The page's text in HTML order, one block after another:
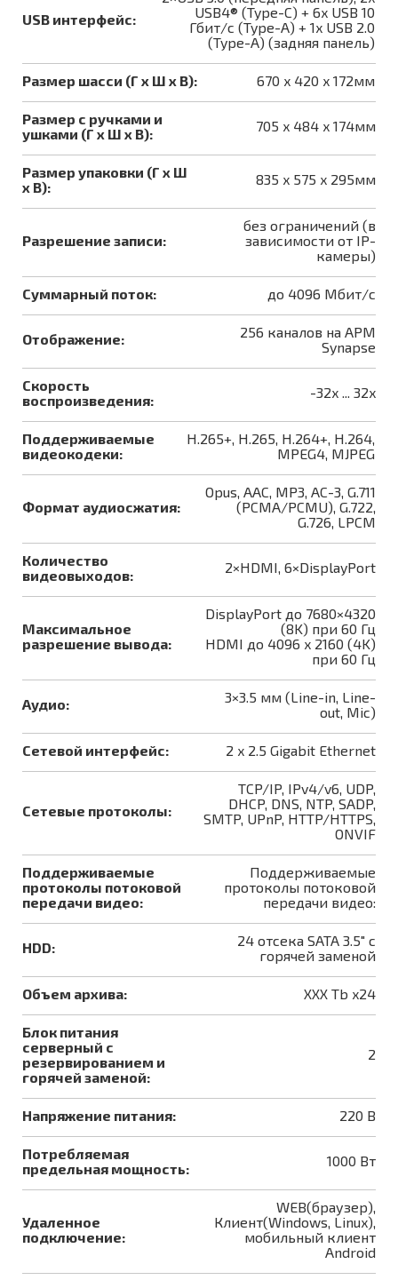
USB интерфейс:
USB4® (Type-C) + 6x USB 10
Гбит/с (Type-A) + 1x USB 2.0
(Type-A) (задняя панель)
Размер шасси (Г x Ш x В): 670 x 420 x 172мм
Размер с ручками и
ушками (Г x Ш x В):
705 x 484 x 174мм
Размер упаковки (Г x Ш
x B):
835 x 575 x 295мм
Разрешение записи:
без ограничений (в
зависимости от IP-
камеры)
Суммарный поток: до 4096 Мбит/с
Отображение:
256 каналов на АРМ
Synapse
Скорость
воспроизведения:
-32x ... 32x
Поддерживаемые
видеокодеки:
H.265+, H.265, H.264+, H.264,
MPEG4, MJPEG
Формат аудиосжатия:
Opus, AAC, MP3, AC-3, G.711
(PCMA/PCMU), G.722,
G.726, LPCM
Количество
видеовыходов:
2×HDMI, 6×DisplayPort
Максимальное
разрешение вывода:
DisplayPort до 7680×4320
(8K) при 60 Гц
HDMI до 4096 x 2160 (4K)
при 60 Гц
Аудио:
3×3.5 мм (Line-in, Line-
out, Mic)
Сетевой интерфейс: 2 x 2.5 Gigabit Ethernet
Сетевые протоколы:
TCP/IP, IPv4/v6, UDP,
DHCP, DNS, NTP, SADP,
SMTP, UPnP, HTTP/HTTPS,
ONVIF
Поддерживаемые
протоколы потоковой
передачи видео:
Поддерживаемые
протоколы потоковой
передачи видео:
HDD:
24 отсека SATA 3.5" с
горячей заменой
Объем архива: XXX Tb x24
Блок питания
серверный с
резервированием и
горячей заменой:
2
Напряжение питания: 220 В
Потребляемая
предельная мощность:
1000 Вт
Удаленное
подключение:
WEB(браузер),
Клиент(Windows, Linux),
мобильный клиент
Android